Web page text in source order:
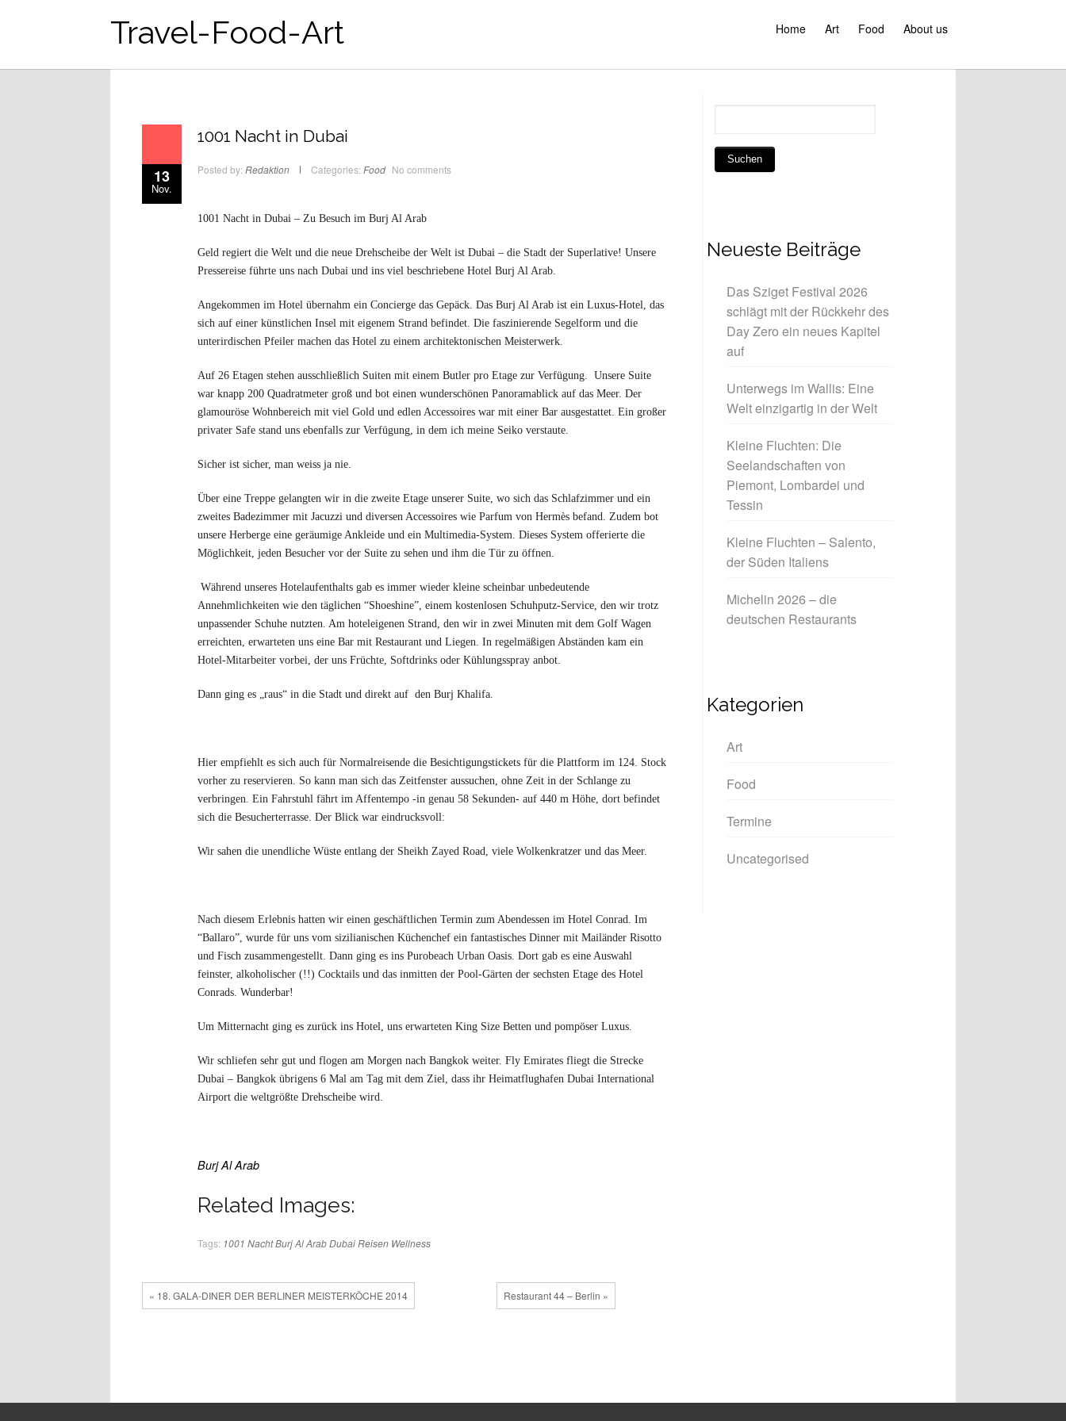
Travel-Food-Art Home Art Food About us
13
Nov.
1001 Nacht in Dubai
Posted by: Redaktion Categories: Food No comments
1001 Nacht in Dubai – Zu Besuch im Burj Al Arab
Geld regiert die Welt und die neue Drehscheibe der Welt ist Dubai – die Stadt der Superlative! Unsere
Pressereise führte uns nach Dubai und ins viel beschriebene Hotel Burj Al Arab.
Angekommen im Hotel übernahm ein Concierge das Gepäck. Das Burj Al Arab ist ein Luxus-Hotel, das
sich auf einer künstlichen Insel mit eigenem Strand befindet. Die faszinierende Segelform und die
unterirdischen Pfeiler machen das Hotel zu einem architektonischen Meisterwerk.
Auf 26 Etagen stehen ausschließlich Suiten mit einem Butler pro Etage zur Verfügung. Unsere Suite
war knapp 200 Quadratmeter groß und bot einen wunderschönen Panoramablick auf das Meer. Der
glamouröse Wohnbereich mit viel Gold und edlen Accessoires war mit einer Bar ausgestattet. Ein großer
privater Safe stand uns ebenfalls zur Verfügung, in dem ich meine Seiko verstaute.
Sicher ist sicher, man weiss ja nie.
Über eine Treppe gelangten wir in die zweite Etage unserer Suite, wo sich das Schlafzimmer und ein
zweites Badezimmer mit Jacuzzi und diversen Accessoires wie Parfum von Hermès befand. Zudem bot
unsere Herberge eine geräumige Ankleide und ein Multimedia-System. Dieses System offerierte die
Möglichkeit, jeden Besucher vor der Suite zu sehen und ihm die Tür zu öffnen.
Während unseres Hotelaufenthalts gab es immer wieder kleine scheinbar unbedeutende
Annehmlichkeiten wie den täglichen “Shoeshine”, einem kostenlosen Schuhputz-Service, den wir trotz
unpassender Schuhe nutzten. Am hoteleigenen Strand, den wir in zwei Minuten mit dem Golf Wagen
erreichten, erwarteten uns eine Bar mit Restaurant und Liegen. In regelmäßigen Abständen kam ein
Hotel-Mitarbeiter vorbei, der uns Früchte, Softdrinks oder Kühlungsspray anbot.
Dann ging es „raus“ in die Stadt und direkt auf den Burj Khalifa.
Hier empfiehlt es sich auch für Normalreisende die Besichtigungstickets für die Plattform im 124. Stock
vorher zu reservieren. So kann man sich das Zeitfenster aussuchen, ohne Zeit in der Schlange zu
verbringen. Ein Fahrstuhl fährt im Affentempo -in genau 58 Sekunden- auf 440 m Höhe, dort befindet
sich die Besucherterrasse. Der Blick war eindrucksvoll:
Wir sahen die unendliche Wüste entlang der Sheikh Zayed Road, viele Wolkenkratzer und das Meer.
Nach diesem Erlebnis hatten wir einen geschäftlichen Termin zum Abendessen im Hotel Conrad. Im
“Ballaro”, wurde für uns vom sizilianischen Küchenchef ein fantastisches Dinner mit Mailänder Risotto
und Fisch zusammengestellt. Dann ging es ins Purobeach Urban Oasis. Dort gab es eine Auswahl
feinster, alkoholischer (!!) Cocktails und das inmitten der Pool-Gärten der sechsten Etage des Hotel
Conrads. Wunderbar!
Um Mitternacht ging es zurück ins Hotel, uns erwarteten King Size Betten und pompöser Luxus.
Wir schliefen sehr gut und flogen am Morgen nach Bangkok weiter. Fly Emirates fliegt die Strecke
Dubai – Bangkok übrigens 6 Mal am Tag mit dem Ziel, dass ihr Heimatflughafen Dubai International
Airport die weltgrößte Drehscheibe wird.
Burj Al Arab
Related Images:
Tags: 1001 NachtBurj Al ArabDubaiReisen Wellness
« 18. GALA-DINER DER BERLINER MEISTERKÖCHE 2014 Restaurant 44 – Berlin »
Neueste Beiträge
Das Sziget Festival 2026
schlägt mit der Rückkehr des
Day Zero ein neues Kapitel
auf
Unterwegs im Wallis: Eine
Welt einzigartig in der Welt
Kleine Fluchten: Die
Seelandschaften von
Piemont, Lombardei und
Tessin
Kleine Fluchten – Salento,
der Süden Italiens
Michelin 2026 – die
deutschen Restaurants
Kategorien
Art
Food
Termine
Uncategorised